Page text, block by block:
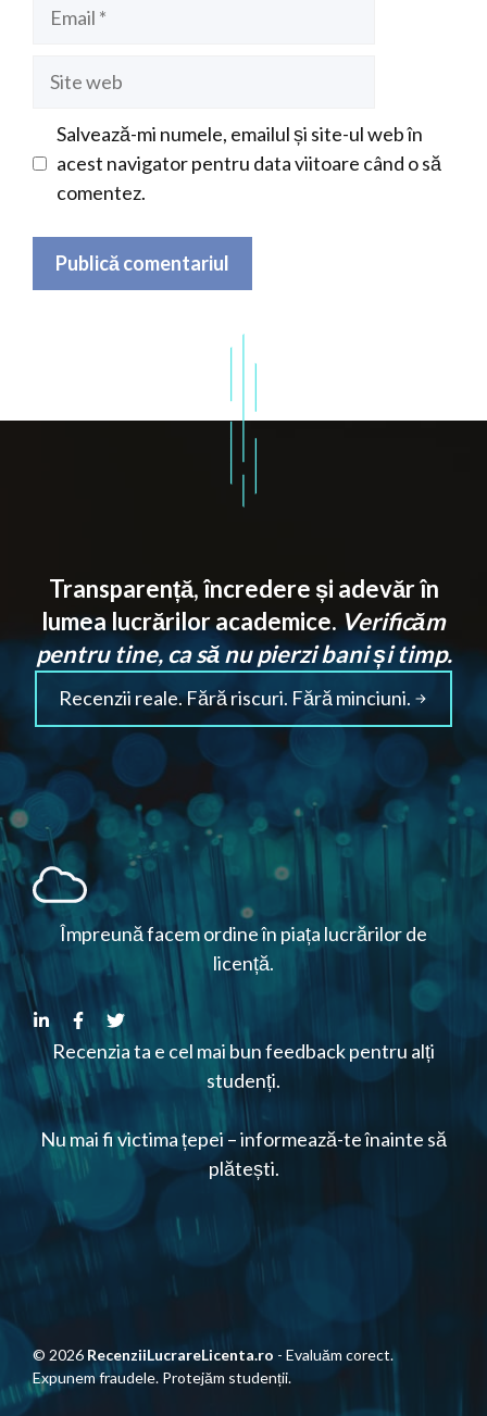
Salvează-mi numele, emailul și site-ul web în
acest navigator pentru data viitoare când o să
comentez.
Transparență, încredere și adevăr în
lumea lucrărilor academice. Verificăm
pentru tine, ca să nu pierzi bani și timp.
Recenzii reale. Fără riscuri. Fără minciuni.
Împreună facem ordine în piața lucrărilor de
licență.
Recenzia ta e cel mai bun feedback pentru alți
studenți.
Nu mai fi victima țepei – informează-te înainte să
plătești.
© 2026 RecenziiLucrareLicenta.ro - Evaluăm corect.
Expunem fraudele. Protejăm studenții.